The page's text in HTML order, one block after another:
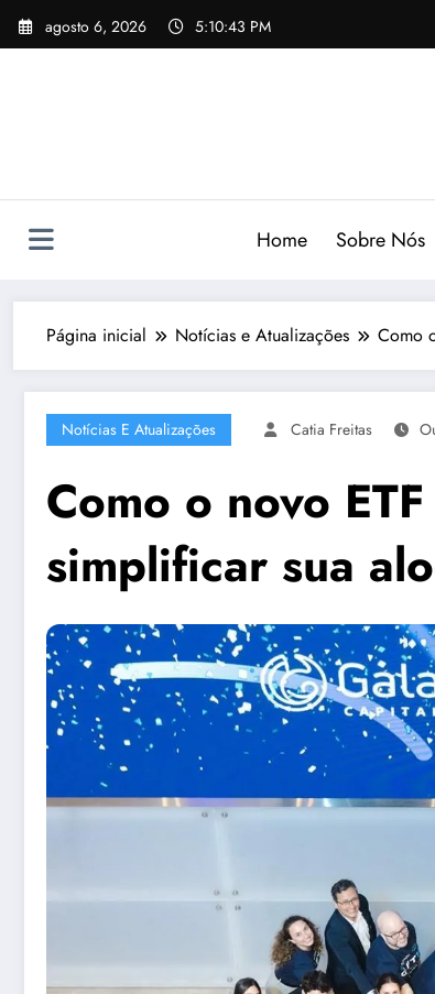
Pular
para
agosto 6, 2026 5:10:44 PM
Home Sobre Nós
Página inicial Notícias e Atualizações Como
Notícias E Atualizações Catia Freitas
Como o novo
simplificar sua